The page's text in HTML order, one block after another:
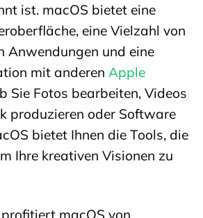
ist. macOS bietet eine
eine Vielzahl von
Anwendungen und eine
mit anderen Apple
Sie Fotos bearbeiten, Videos
produzieren oder Software
bietet Ihnen die Tools, die
Ihre kreativen Visionen zu
macOS von